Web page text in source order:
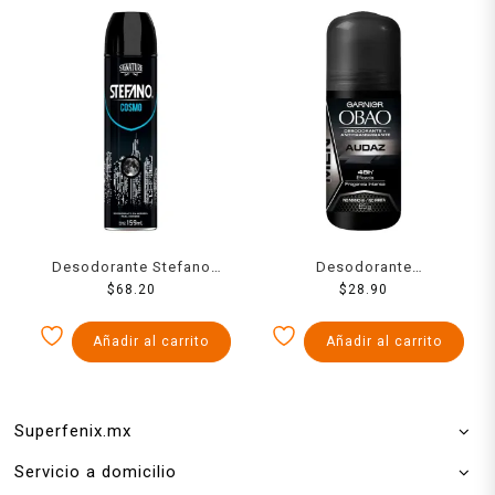
Desodorante Stefano
cosmo en aerosol para
$68.20
Añadir al carrito
Desodorante
antitranspirante Garnier
para caballero 65 g
$28.90
Añadir al carrito
Superfenix.mx
Servicio a domicilio